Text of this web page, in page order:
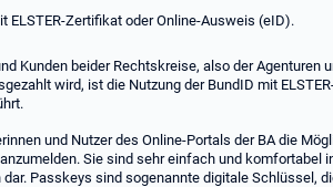
ELSTER-Zertifikat oder Online-Ausweis (eID).
Kunden beider Rechtskreise, also der Agenturen
wird, ist die Nutzung der BundID mit
und Nutzer des Online-Portals der BA die
Sie sind sehr einfach und komfortabel
Passkeys sind sogenannte digitale Schlüssel,